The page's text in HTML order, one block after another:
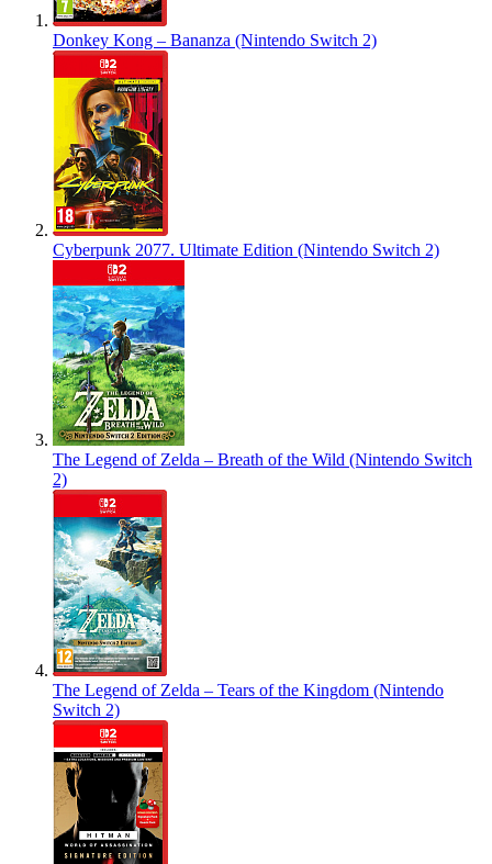
Donkey Kong – Bananza (Nintendo Switch 2)
Cyberpunk 2077. Ultimate Edition (Nintendo Switch 2)
The Legend of Zelda – Breath of the Wild (Nintendo Switch
2)
The Legend of Zelda – Tears of the Kingdom (Nintendo
Switch 2)